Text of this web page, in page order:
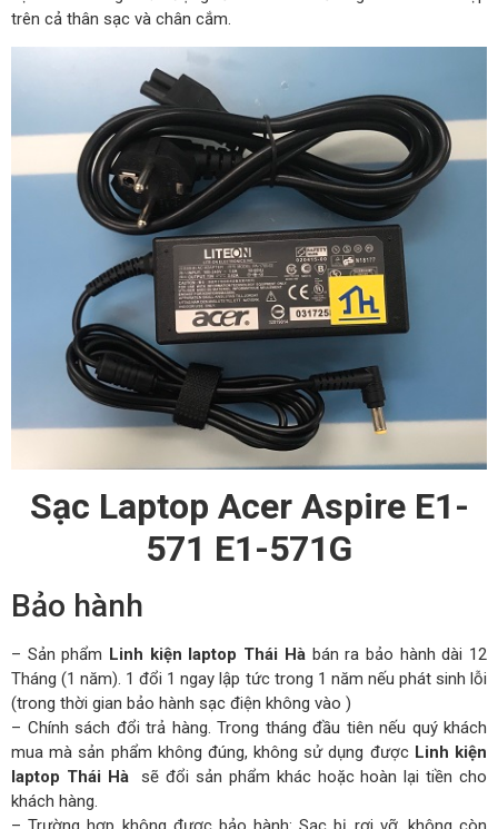
trên cả thân sạc và chân cắm.
Sạc Laptop Acer Aspire E1-
571 E1-571G
Bảo hành
– Sản phẩm Linh kiện laptop Thái Hà bán ra bảo hành dài 12
Tháng (1 năm). 1 đổi 1 ngay lập tức trong 1 năm nếu phát sinh lỗi
(trong thời gian bảo hành sạc điện không vào )
– Chính sách đổi trả hàng. Trong tháng đầu tiên nếu quý khách
mua mà sản phẩm không đúng, không sử dụng được Linh kiện
laptop Thái Hàsẽ đổi sản phẩm khác hoặc hoàn lại tiền cho
khách hàng.